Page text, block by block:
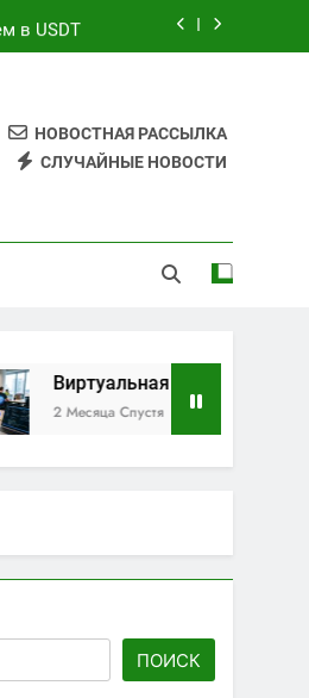
в USDT
для бани
НОВОСТНАЯ РАССЫЛКА
СЛУЧАЙНЫЕ НОВОСТИ
платёжная карта за 5
ПОИСК